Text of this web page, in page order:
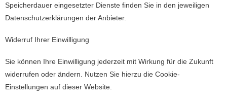
Speicherdauer eingesetzter Dienste finden Sie in den jeweiligen
Datenschutzerklärungen der Anbieter.
Widerruf Ihrer Einwilligung
Sie können Ihre Einwilligung jederzeit mit Wirkung für die Zukunft
widerrufen oder ändern. Nutzen Sie hierzu die Cookie-
Einstellungen auf dieser Website.